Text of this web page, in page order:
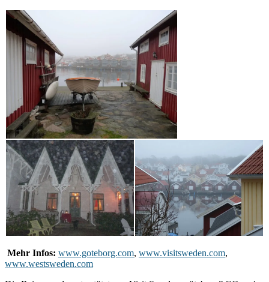
Mehr Infos: www.goteborg.com, www.visitsweden.com,
www.westsweden.com